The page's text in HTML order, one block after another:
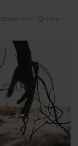
25 april 2014 2 min